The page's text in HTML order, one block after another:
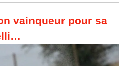
vainqueur pour sa